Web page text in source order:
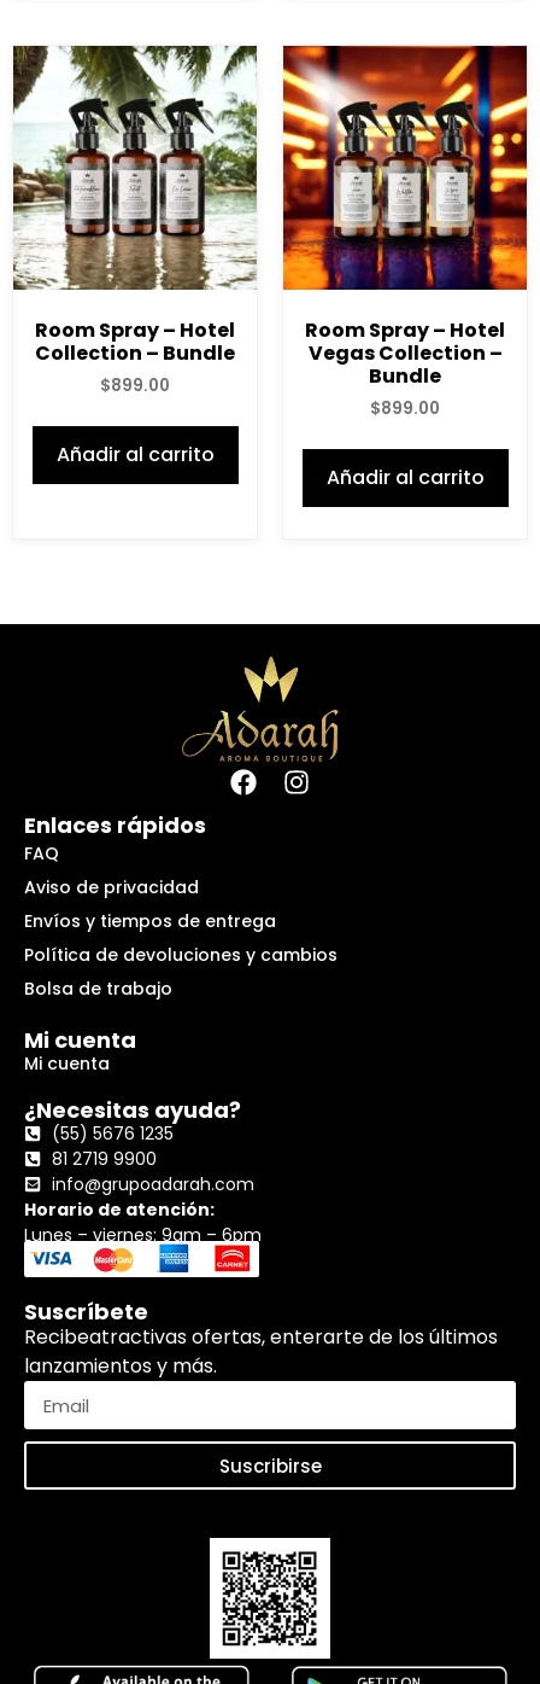
Room Spray – Hotel
Collection – Bundle
$899.00
Añadir al carrito
Room Spray – Hotel
Vegas Collection –
Bundle
$899.00
Añadir al carrito
Enlaces rápidos
FAQ
Aviso de privacidad
Envíos y tiempos de entrega
Política de devoluciones y cambios
Bolsa de trabajo
Mi cuenta
Mi cuenta
¿Necesitas ayuda?
(55) 5676 1235
81 2719 9900
info@grupoadarah.com
Horario de atención:
Lunes – viernes: 9am – 6pm
Suscríbete
Recibeatractivas ofertas, enterarte de los últimos
lanzamientos y más.
Suscribirse